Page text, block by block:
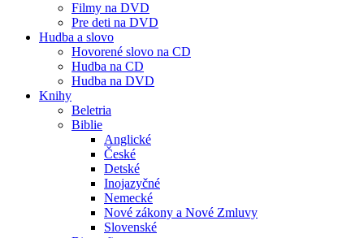
Filmy na DVD
Pre deti na DVD
Hudba a slovo
Hovorené slovo na CD
Hudba na CD
Hudba na DVD
Knihy
Beletria
Biblie
Anglické
České
Detské
Inojazyčné
Nemecké
Nové zákony a Nové Zmluvy
Slovenské